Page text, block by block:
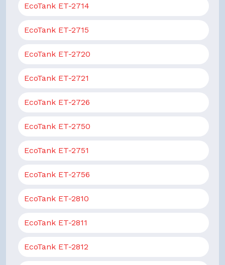
EcoTank ET-2714
EcoTank ET-2715
EcoTank ET-2720
EcoTank ET-2721
EcoTank ET-2726
EcoTank ET-2750
EcoTank ET-2751
EcoTank ET-2756
EcoTank ET-2810
EcoTank ET-2811
EcoTank ET-2812